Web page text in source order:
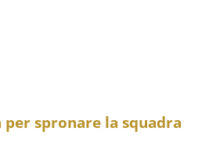
spronare la squadra